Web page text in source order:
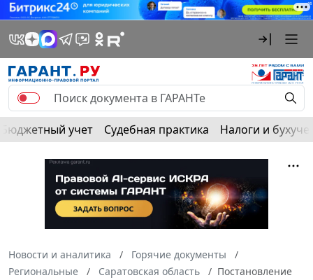
Бюджетный учет Судебная практика Налоги и
Новости и аналитика
Горячие документы
Региональные
Саратовская область
Постановление